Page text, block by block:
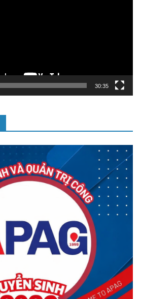
30:35